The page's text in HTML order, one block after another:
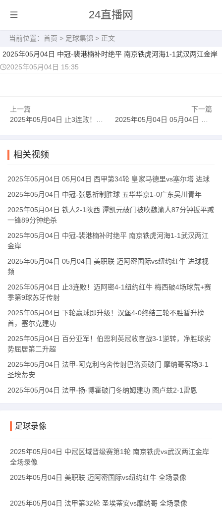
24直播网
当前位置： 首页 > 足球集锦 > 正文
2025年05月04日 中冠-裴港楠补时绝平 南京铁虎河海1-1武汉两江金岸
2025年05月04日 15:35
上一篇
2025年05月04日 止3连败！迈阿密4-1纽约红牛 梅西破4场球荒+赛季第9球苏牙传射
下一篇
2025年05月04日 05月04日 西甲第34轮 皇家马德里vs塞尔塔 进球
相关视频
2025年05月04日 05月04日 西甲第34轮 皇家马德里vs塞尔塔 进球
2025年05月04日 中冠-张恩祈制胜球 五华华京1-0广东吴川青年
2025年05月04日 铁人2-1陕西 谭凯元破门被吹魏渝人87分钟扳平臧
一锋89分钟绝杀
2025年05月04日 中冠-裴港楠补时绝平 南京铁虎河海1-1武汉两江
金岸
2025年05月04日 05月04日 美职联 迈阿密国际vs纽约红牛 进球视
频
2025年05月04日 止3连败！迈阿密4-1纽约红牛 梅西破4场球荒+赛
季第9球苏牙传射
2025年05月04日 下轮赢球即升级！汉堡4-0终结三轮不胜暂升榜
首，塞尔克建功
2025年05月04日 百分亚军！伯恩利英冠收官战3-1逆转，净胜球劣
势屈居第二升超
2025年05月04日 法甲-阿克利乌舍传射巴洛贡破门 摩纳哥客场3-1
圣埃蒂安
2025年05月04日 法甲-扬-博霍破门冬纳姆建功 图卢兹2-1雷恩
足球录像
2025年05月04日 中冠区域晋级赛第1轮 南京铁虎vs武汉两江金岸
全场录像
2025年05月04日 美职联 迈阿密国际vs纽约红牛 全场录像
2025年05月04日 法甲第32轮 圣埃蒂安vs摩纳哥 全场录像